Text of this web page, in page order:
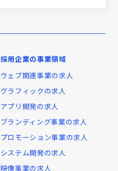
採用企業の事業領域
ウェブ関連事業の求人
グラフィックの求人
アプリ開発の求人
ブランディング事業の求人
プロモーション事業の求人
システム開発の求人
映像事業の求人